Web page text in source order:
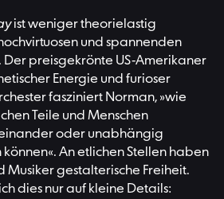
ist weniger theorielastig
und spannenden
preisgekrönte US-Amerikaner
Energie und furioser
fasziniert Norman, »wie
Teile und Menschen
oder unabhängig
An etlichen Stellen haben
Musiker gestalterische Freiheit.
dies nur auf kleine Details: